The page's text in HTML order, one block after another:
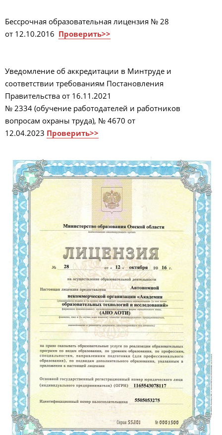
Бессрочная образовательная лицензия № 28
от 12.10.2016 Проверить>>
Уведомление об аккредитации в Минтруде и
соответствии требованиям Постановления
Правительства от 16.11.2021
№ 2334 (обучение работодателей и работников
вопросам охраны труда), № 4670 от
12.04.2023 Проверить>>